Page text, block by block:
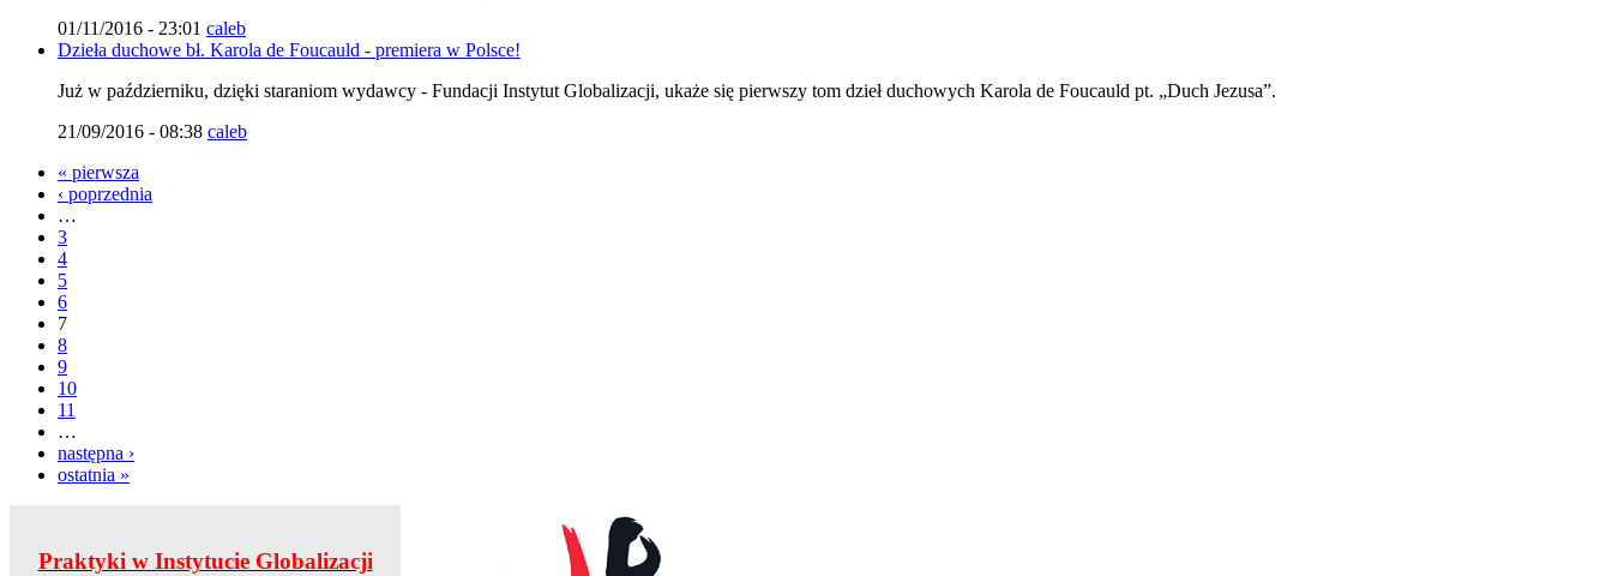
01/11/2016 - 23:01 caleb
Dzieła duchowe bł. Karola de Foucauld - premiera w Polsce!
Już w październiku, dzięki staraniom wydawcy - Fundacji Instytut Globalizacji, ukaże się pierwszy tom dzieł duchowych Karola de Foucauld pt. „Duch Jezusa”.
21/09/2016 - 08:38 caleb
« pierwsza
‹ poprzednia
…
3
4
5
6
7
8
9
10
11
…
następna ›
ostatnia »
Praktyki w Instytucie Globalizacji